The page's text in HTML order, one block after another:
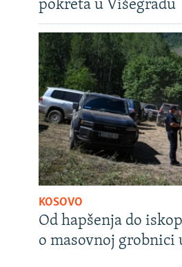
pokreta u Višegradu
KOSOVO
Od hapšenja do
o masovnoj grobnici